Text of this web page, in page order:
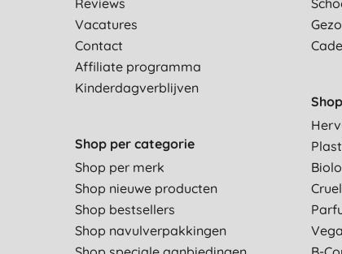
Reviews
Vacatures
Contact
Affiliate programma
Kinderdagverblijven
Shop per categorie
Shop per merk
Shop nieuwe producten
Shop bestsellers
Shop navulverpakkingen